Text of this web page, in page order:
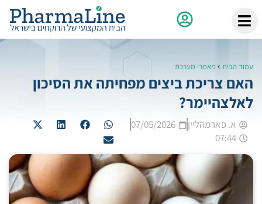
עמוד הבית ›מאמרי מערכת
האם צריכת ביצים מפחיתה את הסיכון
לאלצהיימר?
א. פארמהליין
07/05/2026
07:44